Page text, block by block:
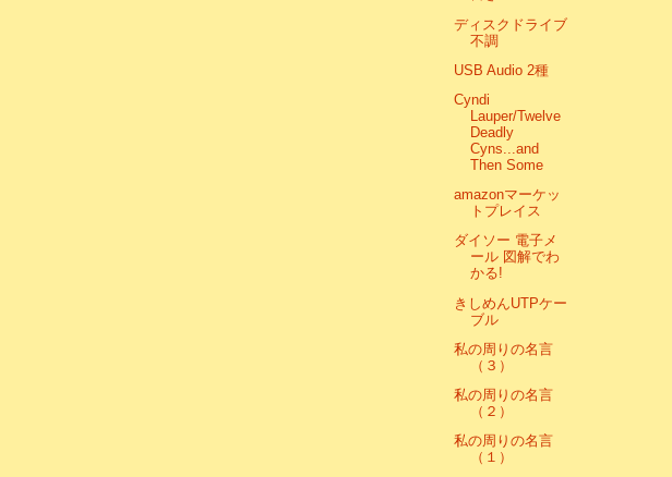
ディスクドライブ
不調
USB Audio 2種
Cyndi
Lauper/Twelve
Deadly
Cyns...and
Then Some
amazonマーケッ
トプレイス
ダイソー 電子メ
ール 図解でわ
かる!
きしめんUTPケー
ブル
私の周りの名言
（３）
私の周りの名言
（２）
私の周りの名言
（１）